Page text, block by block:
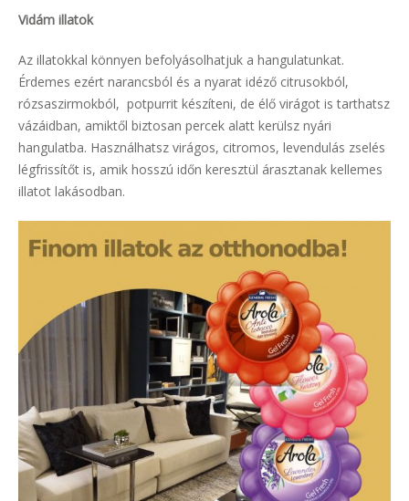
Vidám illatok
Az illatokkal könnyen befolyásolhatjuk a hangulatunkat.
Érdemes ezért narancsból és a nyarat idéző citrusokból,
rózsaszirmokból, potpurrit készíteni, de élő virágot is tarthatsz
vázáidban, amiktől biztosan percek alatt kerülsz nyári
hangulatba. Használhatsz virágos, citromos, levendulás zselés
légfrissítőt is, amik hosszú időn keresztül árasztanak kellemes
illatot lakásodban.